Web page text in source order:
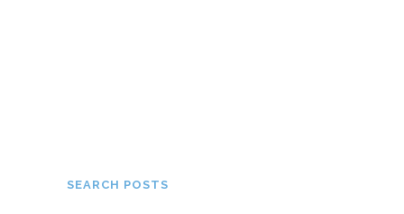
SEARCH POSTS